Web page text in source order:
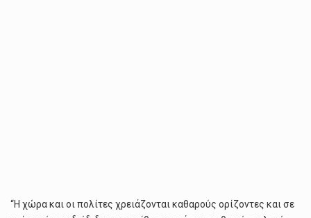
“Η χώρα και οι πολίτες χρειάζονται καθαρούς ορίζοντες και σε